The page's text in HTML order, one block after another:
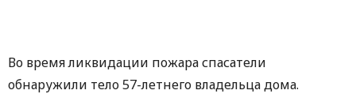
Во время ликвидации пожара спасатели
обнаружили тело 57-летнего владельца дома.